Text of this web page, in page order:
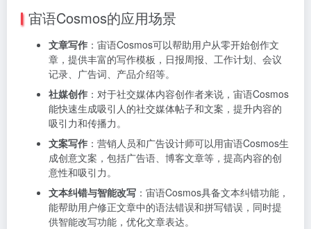
宙语Cosmos的应用场景
文章写作 ：宙语Cosmos可以帮助用户从零开始创作文
章，提供丰富的写作模板，日报周报、工作计划、会议
记录、广告词、产品介绍等。
社媒创作 ：对于社交媒体内容创作者来说，宙语Cosmos
能快速生成吸引人的社交媒体帖子和文案，提升内容的
吸引力和传播力。
文案写作 ：营销人员和广告设计师可以用宙语Cosmos生
成创意文案，包括广告语、博客文章等，提高内容的创
意性和吸引力。
文本纠错与智能改写 ：宙语Cosmos具备文本纠错功能，
能帮助用户修正文章中的语法错误和拼写错误，同时提
供智能改写功能，优化文章表达。